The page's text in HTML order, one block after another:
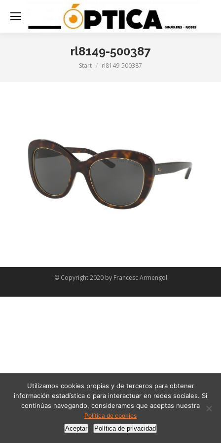
rl8149-500387
Sie befinden sich hier:
Start rl8149-500387
© Copyright 2020 by Francesc Armengol
Utilizamos cookies propias y de terceros para obtener
información estadística o para interactuar en redes sociales. Si
continúas navegando, consideramos que aceptas nuestra
Política de cookies
Aceptar
Política de privacidad